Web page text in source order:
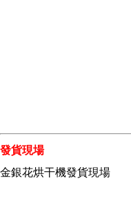
發貨現場
金銀花烘干機發貨現場